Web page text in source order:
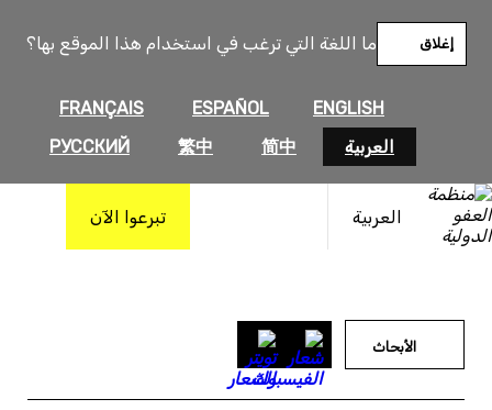
ما اللغة التي ترغب في استخدام هذا الموقع بها؟
ENGLISH
ESPAÑOL
FRANÇAIS
العربية
简中
繁中
РУССКИЙ
إغلاق
العربية تبرعوا الآن
المحتوى
الأبحاث